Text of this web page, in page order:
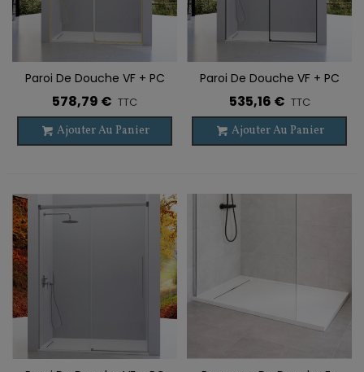
Paroi De Douche VF + PC
PAVÍA OR BROSSÉ
578,79 € TTC
Ajouter Au Panier
Paroi De Douche VF + PC
PAVÍA NOIR
535,16 € TTC
Ajouter Au Panier